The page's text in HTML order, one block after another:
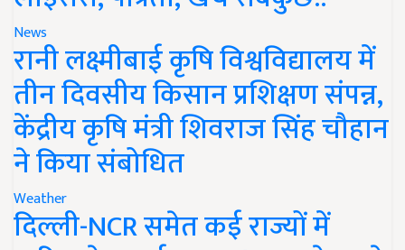
News
रानी लक्ष्मीबाई कृषि विश्वविद्यालय में
तीन दिवसीय किसान प्रशिक्षण संपन्न,
केंद्रीय कृषि मंत्री शिवराज सिंह चौहान
ने किया संबोधित
Weather
दिल्ली-NCR समेत कई राज्यों में